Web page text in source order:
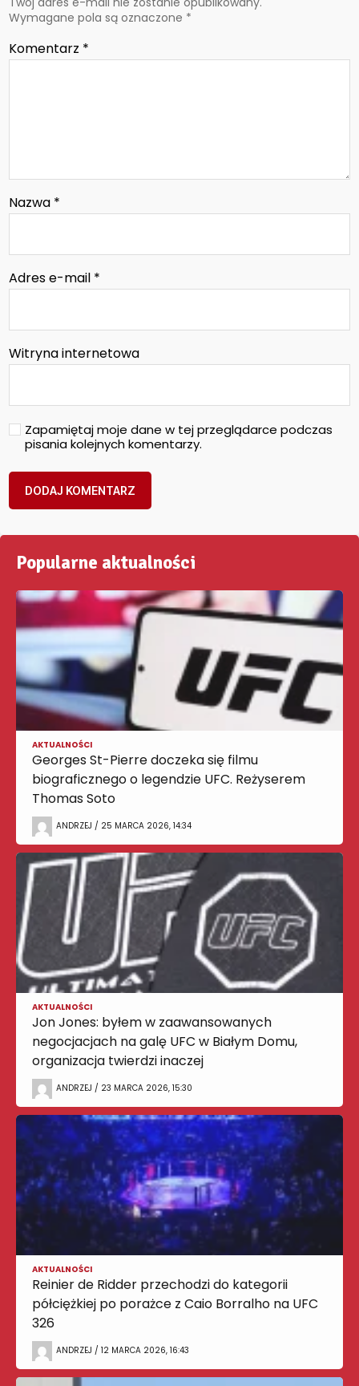
Wymagane pola są oznaczone *
Komentarz *
Nazwa *
Adres e-mail *
Witryna internetowa
Zapamiętaj moje dane w tej przeglądarce podczas
pisania kolejnych komentarzy.
Popularne aktualności
AKTUALNOŚCI
Georges St-Pierre doczeka się filmu
biograficznego o legendzie UFC. Reżyserem
Thomas Soto
ANDRZEJ / 25 MARCA 2026, 14:34
AKTUALNOŚCI
Jon Jones: byłem w zaawansowanych
negocjacjach na galę UFC w Białym Domu,
organizacja twierdzi inaczej
ANDRZEJ / 23 MARCA 2026, 15:30
AKTUALNOŚCI
Reinier de Ridder przechodzi do kategorii
półciężkiej po porażce z Caio Borralho na UFC
326
ANDRZEJ / 12 MARCA 2026, 16:43